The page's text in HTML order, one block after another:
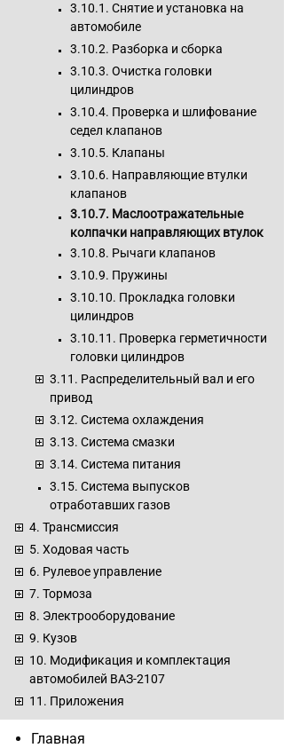
3.10.1. Снятие и установка на
автомобиле
3.10.2. Разборка и сборка
3.10.3. Очистка головки
цилиндров
3.10.4. Проверка и шлифование
седел клапанов
3.10.5. Клапаны
3.10.6. Направляющие втулки
клапанов
3.10.7. Маслоотражательные
колпачки направляющих втулок
3.10.8. Рычаги клапанов
3.10.9. Пружины
3.10.10. Прокладка головки
цилиндров
3.10.11. Проверка герметичности
головки цилиндров
3.11. Распределительный вал и его
привод
3.12. Система охлаждения
3.13. Система смазки
3.14. Система питания
3.15. Система выпусков
отработавших газов
4. Трансмиссия
5. Ходовая часть
6. Рулевое управление
7. Тормоза
8. Электрооборудование
9. Кузов
10. Модификация и комплектация
автомобилей ВАЗ-2107
11. Приложения
Главная